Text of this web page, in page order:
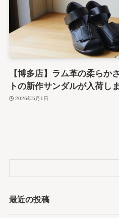
【博多店】ラム革の柔らか
トの新作サンダルが入荷し
2026年5月1日
最近の投稿